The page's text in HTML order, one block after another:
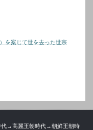
を案じて世を去った世宗
→高麗王朝時代→朝鮮王朝時